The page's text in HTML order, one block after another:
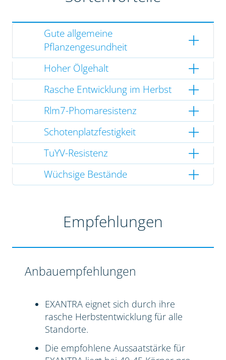
Gute allgemeine
Pflanzengesundheit
Hoher Ölgehalt
Rasche Entwicklung im Herbst
Rlm7-Phomaresistenz
Schotenplatzfestigkeit
TuYV-Resistenz
Wüchsige Bestände
Empfehlungen
Anbauempfehlungen
EXANTRA eignet sich durch ihre
rasche Herbstentwicklung für alle
Standorte.
Die empfohlene Aussaatstärke für